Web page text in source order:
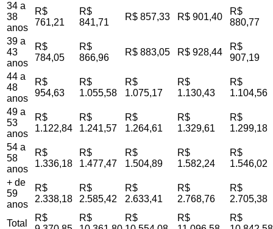
34 a
38
anos
R$
761,21
R$
841,71
R$ 857,33 R$ 901,40
R$
880,77
39 a
43
anos
R$
784,05
R$
866,96
R$ 883,05 R$ 928,44
R$
907,19
44 a
48
anos
R$
954,63
R$
1.055,58
R$
1.075,17
R$
1.130,43
R$
1.104,56
49 a
53
anos
R$
1.122,84
R$
1.241,57
R$
1.264,61
R$
1.329,61
R$
1.299,18
54 a
58
anos
R$
1.336,18
R$
1.477,47
R$
1.504,89
R$
1.582,24
R$
1.546,02
+ de
59
anos
R$
2.338,18
R$
2.585,42
R$
2.633,41
R$
2.768,76
R$
2.705,38
Total
R$
R$
R$
R$
R$